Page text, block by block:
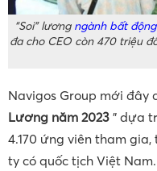
“Soi” lươngngành bất
đa cho CEO còn 470 triệu
Navigos Group mới đây
Lương năm 2023 ” dựa
4.170 ứng viên tham gia,
ty có quốc tịch Việt